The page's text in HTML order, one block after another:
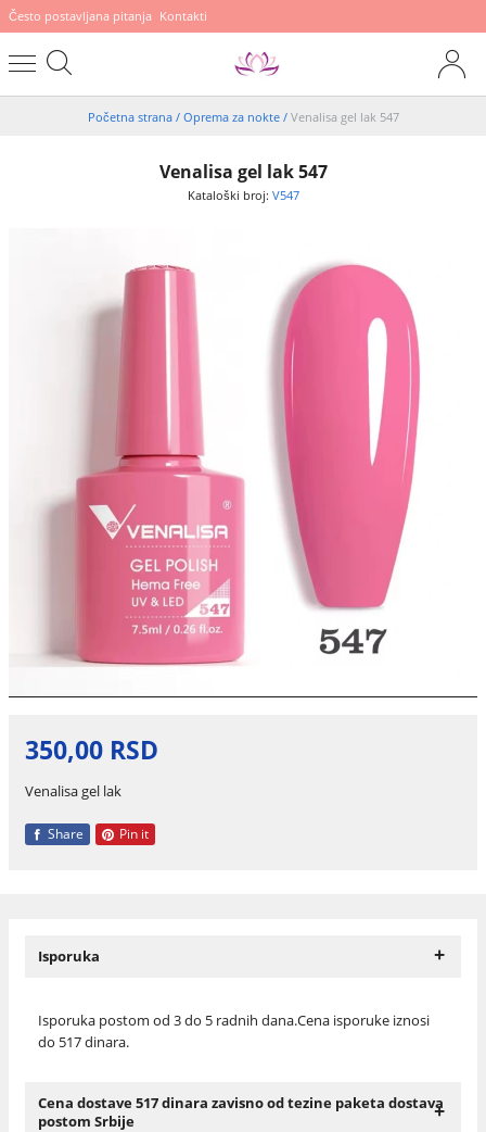
Često postavljana pitanja Kontakti
Početna strana / Oprema za nokte / Venalisa gel lak 547
Venalisa gel lak 547
Kataloški broj: V547
350,00 RSD
Venalisa gel lak
Share Pin it
Isporuka +
Isporuka postom od 3 do 5 radnih dana.Cena isporuke iznosi
do 517 dinara.
Cena dostave 517 dinara zavisno od tezine paketa dostava
postom Srbije
+